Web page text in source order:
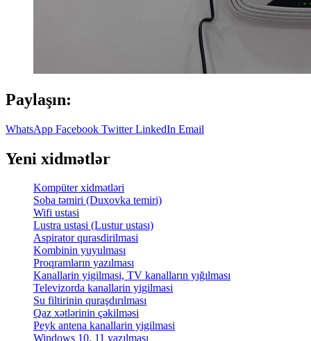
Paylaşın:
WhatsApp Facebook TwitterLinkedIn Email
Yeni xidmətlər
Kompüter xidmətləri
Soba təmiri (Duxovka temiri)
Wifi ustasi
Lustra ustasi (Lustur ustası)
Aspirator qurasdirilmasi
Kombinin yuyulması
Proqramların yazılması
Kanallarin yigilmasi, TV kanalların yığılması
Televizorda kanallarin yigilmasi
Su filtirinin quraşdırılması
Qaz xətlərinin çəkilməsi
Peyk antena kanallarin yigilmasi
Windows 10, 11 yazılması